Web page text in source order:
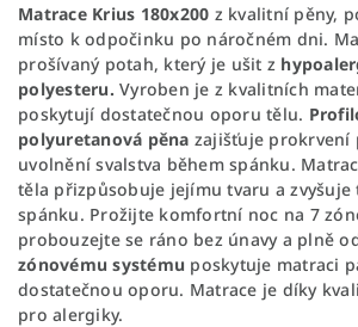
Matrace Krius 180x200 z kvalitní pěny,
místo k odpočinku po náročném dni.
prošívaný potah, který je ušit z
polyesteru. Vyroben je z kvalitních
poskytují dostatečnou oporu tělu.
polyuretanová pěna zajišťuje prokrvení
uvolnění svalstva během spánku.
těla přizpůsobuje jejímu tvaru a
spánku. Prožijte komfortní noc na 7
probouzejte se ráno bez únavy a plně
zónovému systému poskytuje matraci
dostatečnou oporu. Matrace je díky
pro alergiky.